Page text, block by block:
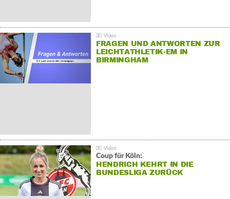
FRAGEN UND ANTWORTEN ZUR
LEICHTATHLETIK-EM IN
BIRMINGHAM
Coup für Köln:
HENDRICH KEHRT IN DIE
BUNDESLIGA ZURÜCK